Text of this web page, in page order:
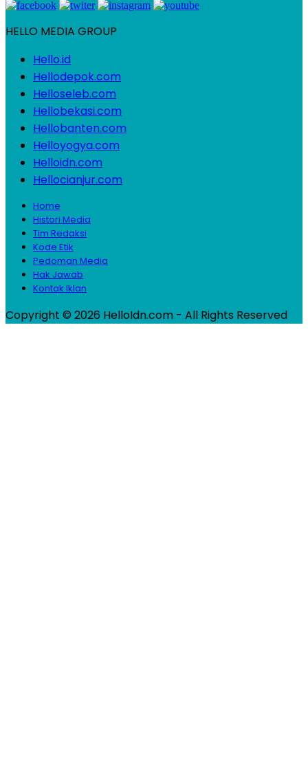
HELLO MEDIA GROUP
Hello.id
Hellodepok.com
Helloseleb.com
Hellobekasi.com
Hellobanten.com
Helloyogya.com
Helloidn.com
Hellocianjur.com
Home
Histori Media
Tim Redaksi
Kode Etik
Pedoman Media
Hak Jawab
Kontak Iklan
Copyright © 2026 HelloIdn.com - All Rights Reserved